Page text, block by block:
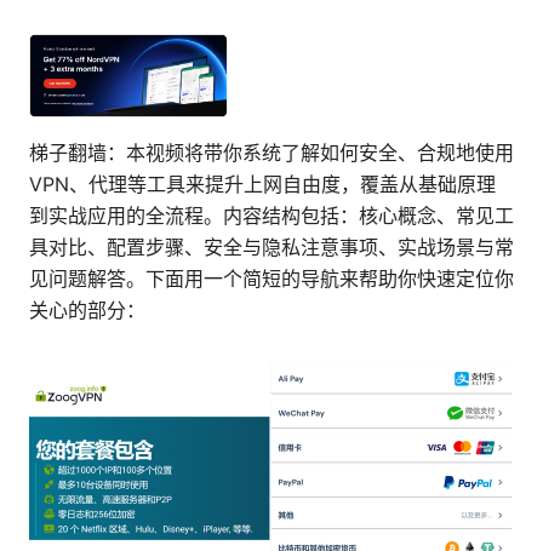
梯子翻墙：本视频将带你系统了解如何安全、合规地使用
VPN、代理等工具来提升上网自由度，覆盖从基础原理
到实战应用的全流程。内容结构包括：核心概念、常见工
具对比、配置步骤、安全与隐私注意事项、实战场景与常
见问题解答。下面用一个简短的导航来帮助你快速定位你
关心的部分：